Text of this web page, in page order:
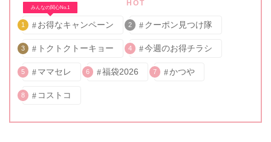
HOT
みんなの関心No.1
1 お得なキャンペーン 2 クーポン見つけ隊
3 トクトクトーキョー 4 今週のお得チラシ
5 ママセレ 6 福袋2026 7 かつや
8 コストコ